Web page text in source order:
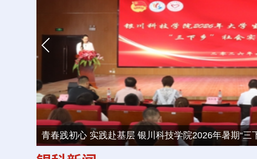
青春践初心 实践赴基层 银川科技学院2026年暑期“三